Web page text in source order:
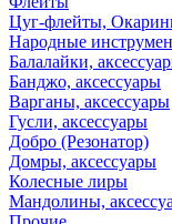
Цуг-флейты,
Народные
Балалайки,
Банджо, аксессуары
Варганы, аксессуары
Гусли, аксессуары
Добро (Резонатор)
Домры, аксессуары
Колесные лиры
Мандолины,